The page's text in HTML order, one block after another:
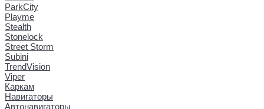
ParkCity
Playme
Stealth
Stonelock
Street Storm
Subini
TrendVision
Viper
Каркам
Навигаторы
Автонавигаторы